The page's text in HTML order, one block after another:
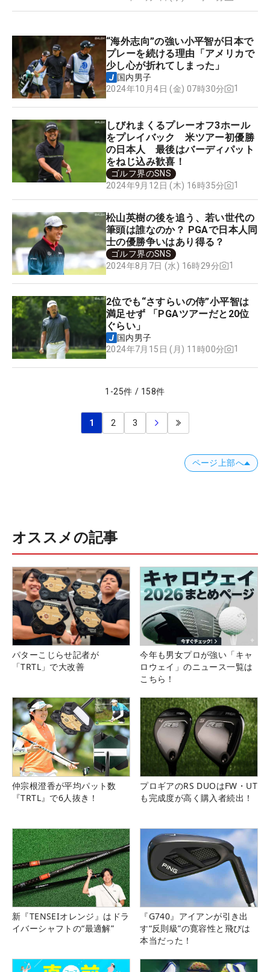
“海外志向”の強い小平智が日本で
プレーを続ける理由「アメリカで
少し心が折れてしまった」
国内男子
2024年10月4日 (金) 07時30分
1
しびれまくるプレーオフ3ホール
をプレイバック 米ツアー初優勝
の日本人 最後はバーディパット
をねじ込み歓喜！
ゴルフ界のSNS
2024年9月12日 (木) 16時35分
1
松山英樹の後を追う、若い世代の
筆頭は誰なのか？ PGAで日本人同
士の優勝争いはあり得る？
ゴルフ界のSNS
2024年8月7日 (水) 16時29分
1
2位でも“さすらいの侍”小平智は
満足せず 「PGAツアーだと20位
ぐらい」
国内男子
2024年7月15日 (月) 11時00分
1
1 -25件 / 158件
1 2 3
ページ上部へ
オススメの記事
パターこじらせ記者が
「TRTL」で大改善
今年も男女プロが強い「キャ
ロウェイ」のニュース一覧は
こちら！
仲宗根澄香が平均パット数
『TRTL』で6人抜き！
プロギアのRS DUOはFW・UT
も完成度が高く購入者続出！
新『TENSEIオレンジ』はドラ
イバーシャフトの“最適解”
『G740』アイアンが引き出
す“反則級”の寛容性と飛びは
本当だった！